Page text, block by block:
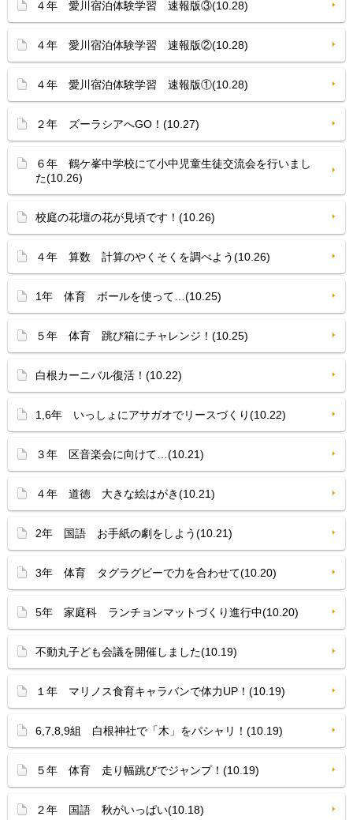
４年 愛川宿泊体験学習 速報版③(10.28)
４年 愛川宿泊体験学習 速報版②(10.28)
４年 愛川宿泊体験学習 速報版①(10.28)
２年 ズーラシアへGO！(10.27)
６年 鶴ケ峯中学校にて小中児童生徒交流会を行いまし
た(10.26)
校庭の花壇の花が見頃です！(10.26)
４年 算数 計算のやくそくを調べよう(10.26)
1年 体育 ボールを使って…(10.25)
５年 体育 跳び箱にチャレンジ！(10.25)
白根カーニバル復活！(10.22)
1,6年 いっしょにアサガオでリースづくり(10.22)
３年 区音楽会に向けて…(10.21)
４年 道徳 大きな絵はがき(10.21)
2年 国語 お手紙の劇をしよう(10.21)
3年 体育 タグラグビーで力を合わせて(10.20)
5年 家庭科 ランチョンマットづくり進行中(10.20)
不動丸子ども会議を開催しました(10.19)
１年 マリノス食育キャラバンで体力UP！(10.19)
6,7,8,9組 白根神社で「木」をパシャリ！(10.19)
５年 体育 走り幅跳びでジャンプ！(10.19)
２年 国語 秋がいっぱい(10.18)